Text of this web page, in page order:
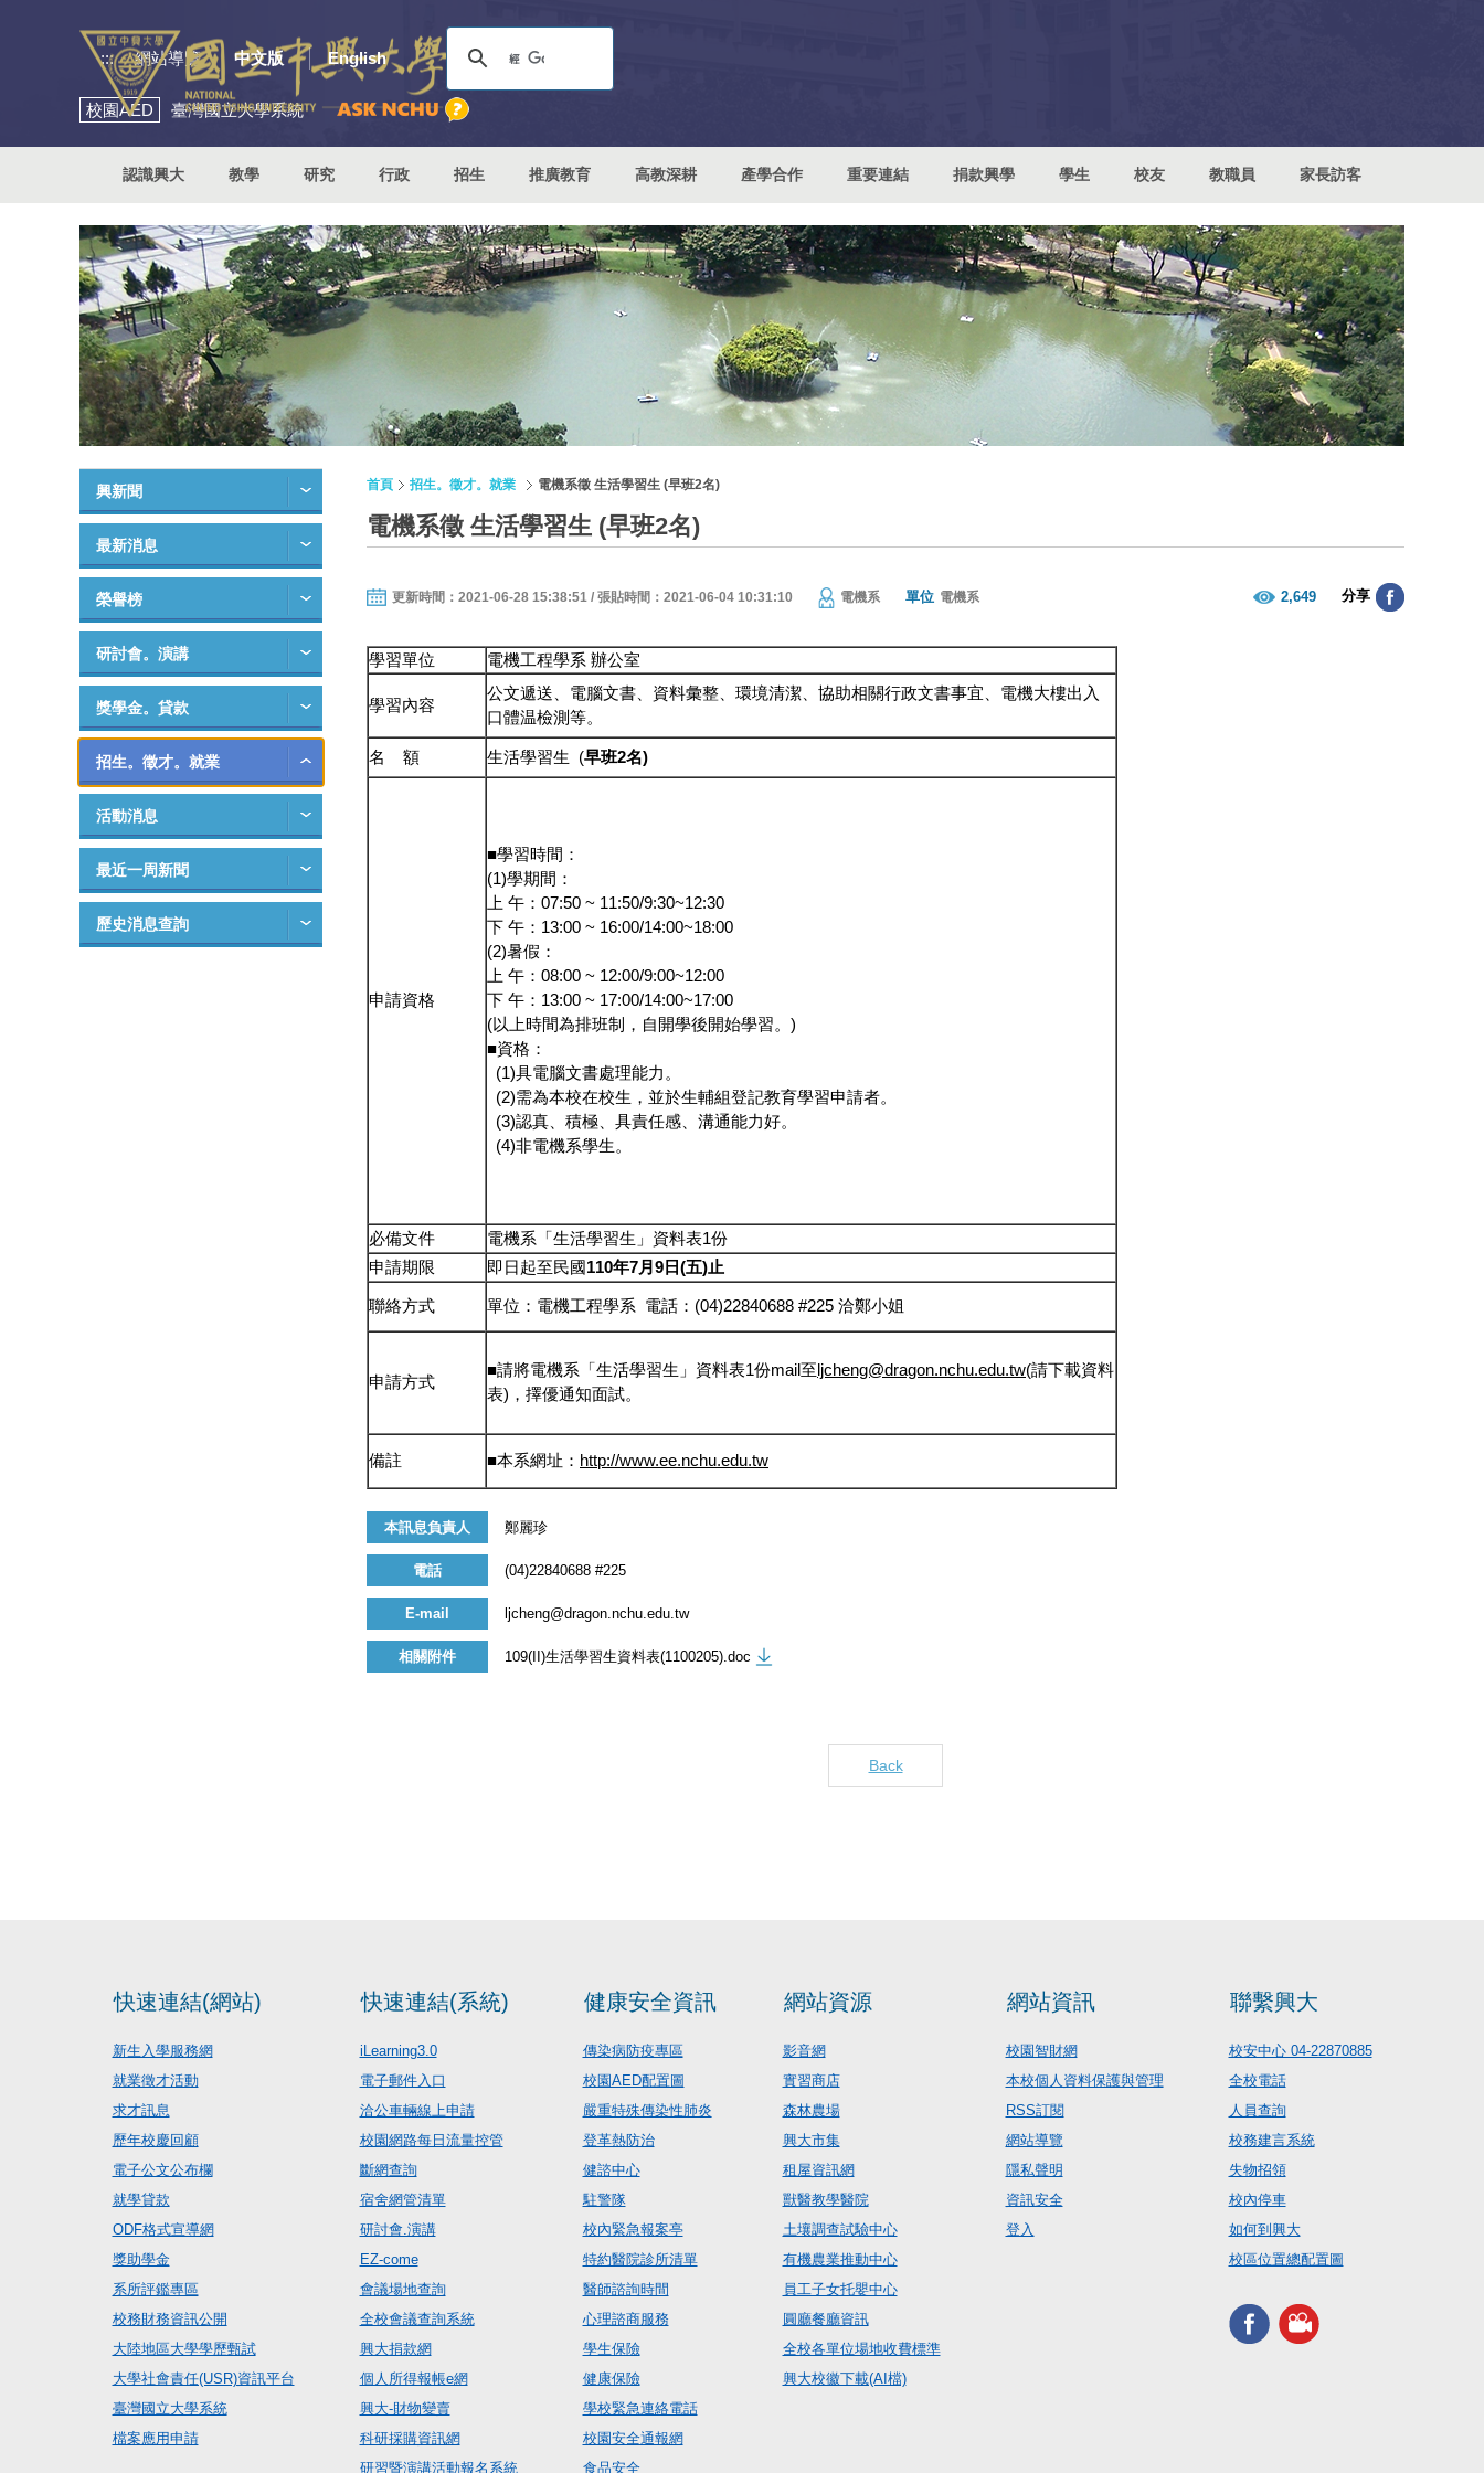
::: 網站導覽 中文版 English
校園AED 臺灣國立大學系統
認識興大 教學 研究 行政 招生 推廣教育 高教深耕 產學合作 重要連結 捐款興學 學生 校友 教職員 家長訪客
興新聞
最新消息
榮譽榜
研討會。演講
獎學金。貸款
招生。徵才。就業
活動消息
最近一周新聞
歷史消息查詢
首頁 招生。徵才。就業 電機系徵 生活學習生 (早班2名)
電機系徵 生活學習生 (早班2名)
更新時間：2021-06-28 15:38:51 / 張貼時間：2021-06-04 10:31:10 電機系 單位 電機系 2,649 分享
學習單位 電機工程學系 辦公室
學習內容
公文遞送、電腦文書、資料彙整、環境清潔、協助相關行政文書事宜、電機大樓出入
口體温檢測等。
名 額 生活學習生 (早班2名)
申請資格
■學習時間：
(1)學期間：
上 午：07:50 ~ 11:50/9:30~12:30
下 午：13:00 ~ 16:00/14:00~18:00
(2)暑假：
上 午：08:00 ~ 12:00/9:00~12:00
下 午：13:00 ~ 17:00/14:00~17:00
(以上時間為排班制，自開學後開始學習。)
■資格：
(1)具電腦文書處理能力。
(2)需為本校在校生，並於生輔組登記教育學習申請者。
(3)認真、積極、具責任感、溝通能力好。
(4)非電機系學生。
必備文件
電機系「生活學習生」資料表1份
申請期限
即日起至民國110年7月9 日(五)止
聯絡方式 單位：電機工程學系 電話：(04)22840688 #225 洽鄭小姐
申請方式
■請將電機系「生活學習生」資料表1份mail至ljcheng@dragon.nchu.edu.tw(請下載資料
表)，擇優通知面試。
備註 ■本系網址： http://www.ee.nchu.edu.tw
本訊息負責人 鄭麗珍
電話 (04)22840688 #225
E-mail ljcheng@dragon.nchu.edu.tw
相關附件 109(II)生活學習生資料表(1100205).doc
Back
快速連結(網站)
新生入學服務網
就業徵才活動
求才訊息
歷年校慶回顧
電子公文公布欄
就學貸款
ODF格式宣導網
獎助學金
系所評鑑專區
校務財務資訊公開
大陸地區大學學歷甄試
大學社會責任(USR)資訊平台
臺灣國立大學系統
檔案應用申請
快速連結(系統)
iLearning3.0
電子郵件入口
洽公車輛線上申請
校園網路每日流量控管
斷網查詢
宿舍網管清單
研討會.演講
EZ-come
會議場地查詢
全校會議查詢系統
興大捐款網
個人所得報帳e網
興大-財物變賣
科研採購資訊網
研習暨演講活動報名系統
健康安全資訊
傳染病防疫專區
校園AED配置圖
嚴重特殊傳染性肺炎
登革熱防治
健諮中心
駐警隊
校內緊急報案亭
特約醫院診所清單
醫師諮詢時間
心理諮商服務
學生保險
健康保險
學校緊急連絡電話
校園安全通報網
食品安全
網站資源
影音網
實習商店
森林農場
興大市集
租屋資訊網
獸醫教學醫院
土壤調查試驗中心
有機農業推動中心
員工子女托嬰中心
圓廳餐廳資訊
全校各單位場地收費標準
興大校徽下載(AI檔)
網站資訊
校園智財網
本校個人資料保護與管理
RSS訂閱
網站導覽
隱私聲明
資訊安全
登入
聯繫興大
校安中心 04-22870885
全校電話
人員查詢
校務建言系統
失物招領
校內停車
如何到興大
校區位置總配置圖